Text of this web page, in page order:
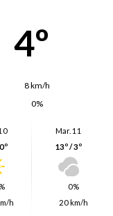
4º
8 km/h
0%
h
Mar. 11
13º / 3º
0%
20 km/h